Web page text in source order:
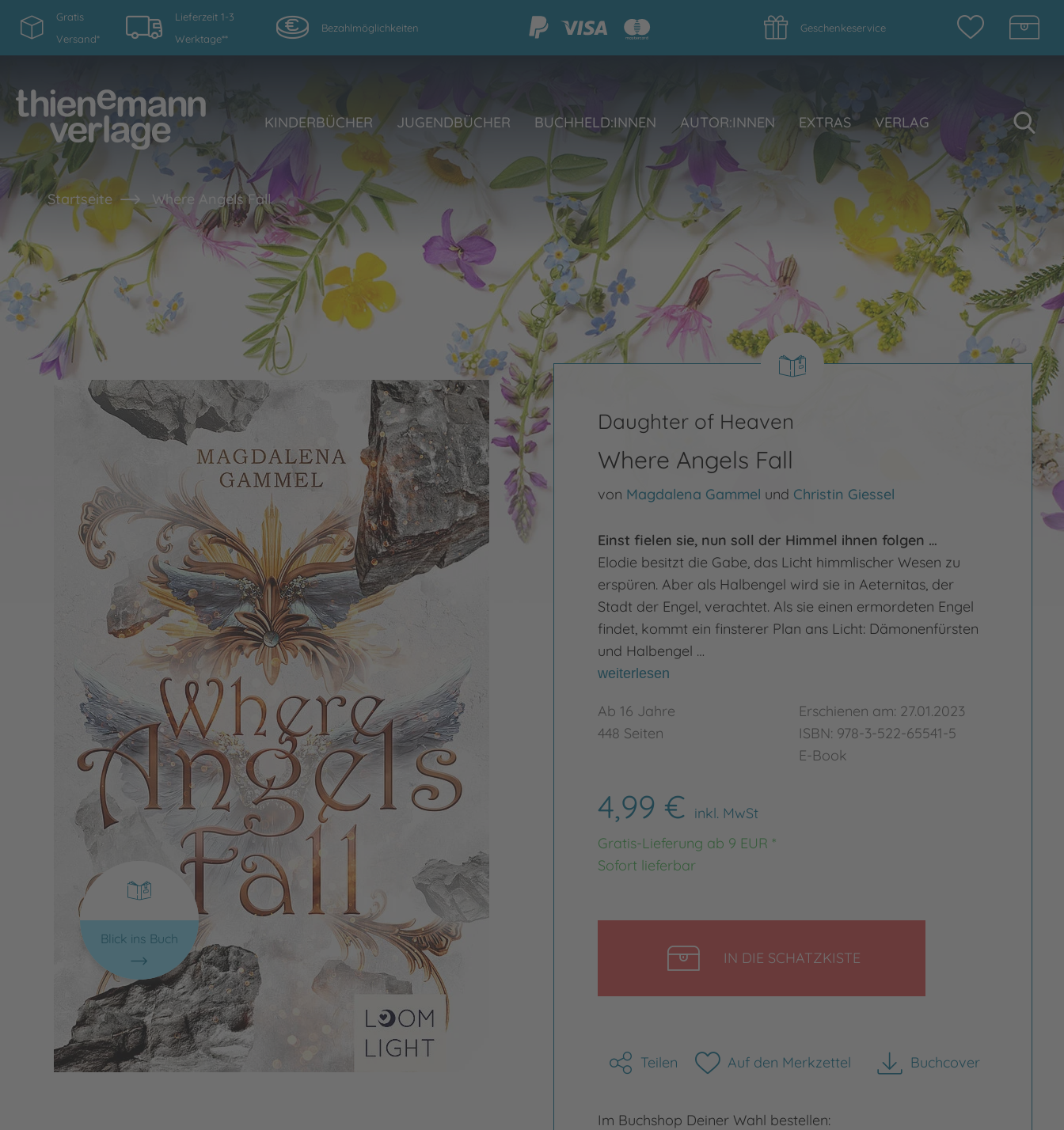
Gratis
Versand*
Lieferzeit 1-3
Werktage**
Bezahlmöglichkeiten Geschenkeservice
KINDERBÜCHER JUGENDBÜCHER BUCHHELD:INNEN AUTOR:INNEN EXTRAS VERLAG
Startseite Where Angels Fall
Blick ins Buch
Daughter of Heaven
Where Angels Fall
von Magdalena Gammel und Christin Giessel
Einst fielen sie, nun soll der Himmel ihnen folgen …
Elodie besitzt die Gabe, das Licht himmlischer Wesen zu
erspüren. Aber als Halbengel wird sie in Aeternitas, der
Stadt der Engel, verachtet. Als sie einen ermordeten Engel
findet, kommt ein finsterer Plan ans Licht: Dämonenfürsten
und Halbengel …
weiterlesen
Ab 16 Jahre
448 Seiten
Erschienen am: 27.01.2023
ISBN: 978-3-522-65541-5
E-Book
4,99 € inkl. MwSt
Gratis-Lieferung ab 9 EUR *
Sofort lieferbar
IN DIE SCHATZKISTE
Teilen Auf den Merkzettel Buchcover
herunterladen
Im Buchshop Deiner Wahl bestellen: